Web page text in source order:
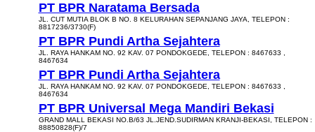
PT BPR Naratama Bersada
JL. CUT MUTIA BLOK B NO. 8 KELURAHAN SEPANJANG JAYA, TELEPON :
8817236/3730(F)
PT BPR Pundi Artha Sejahtera
JL. RAYA HANKAM NO. 92 KAV. 07 PONDOKGEDE, TELEPON : 8467633 ,
8467634
PT BPR Pundi Artha Sejahtera
JL. RAYA HANKAM NO. 92 KAV. 07 PONDOKGEDE, TELEPON : 8467633 ,
8467634
PT BPR Universal Mega Mandiri Bekasi
GRAND MALL BEKASI NO.B/63 JL.JEND.SUDIRMAN KRANJI-BEKASI, TELEPON :
88850828(F)/7